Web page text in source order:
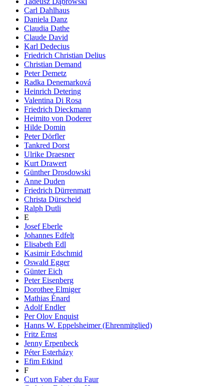
Carl Dahlhaus
Daniela Danz
Claudia Dathe
Claude David
Karl Dedecius
Friedrich Christian Delius
Christian Demand
Peter Demetz
Radka Denemarková
Heinrich Detering
Valentina Di Rosa
Friedrich Dieckmann
Heimito von Doderer
Hilde Domin
Peter Dörfler
Tankred Dorst
Ulrike Draesner
Kurt Drawert
Günther Drosdowski
Anne Duden
Friedrich Dürrenmatt
Christa Dürscheid
Ralph Dutli
E
Josef Eberle
Johannes Edfelt
Elisabeth Edl
Kasimir Edschmid
Oswald Egger
Günter Eich
Peter Eisenberg
Dorothee Elmiger
Mathias Énard
Adolf Endler
Per Olov Enquist
Hanns W. Eppelsheimer (Ehrenmitglied)
Fritz Ernst
Jenny Erpenbeck
Péter Esterházy
Efim Etkind
F
Curt von Faber du Faur